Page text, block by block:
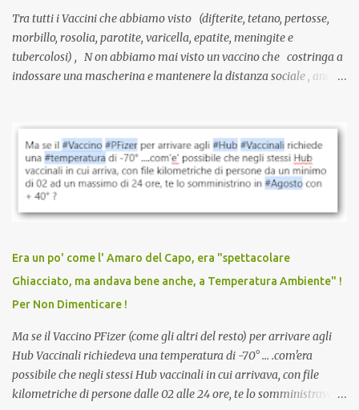
Tra tutti i Vaccini che abbiamo visto (difterite, tetano, pertosse,
morbillo, rosolia, parotite, varicella, epatite, meningite e
tubercolosi) , N on abbiamo mai visto un vaccino che costringa a
indossare una mascherina e mantenere la distanza sociale , anche
vaccinazione. Non avevamo mai sentito parlare di ricompense,
sconti, incentivi per vaccinarsi. Non avevamo mai visto
discriminazioni per coloro che non l’hanno fatto. Se non sei stato
vaccinato, nessuno aveva prima cercato di farti sentire una
persona cattiva. Non avevamo mai visto un vaccino che minacci le
vaccino usato per minacciare i mezzi di sussistenza, il lavoro o la
scuola. Non avevamo mai visto un vaccino che permettesse a un
dodicenne di ignorare il consenso dei genitori. Dopo tutti i vaccini
che abbiamo elencato sopra...
Era un po' come l' Amaro del Capo, era "spettacolare
Ghiacciato, ma andava bene anche, a Temperatura Ambiente" !
Per Non Dimenticare !
Ma se il Vaccino PFizer (come gli altri del resto) per arrivare agli
Hub Vaccinali richiedeva una temperatura di -70° ... .com'era
possibile che negli stessi Hub vaccinali in cui arrivava, con file
kilometriche di persone dalle 02 alle 24 ore, te lo somministravano